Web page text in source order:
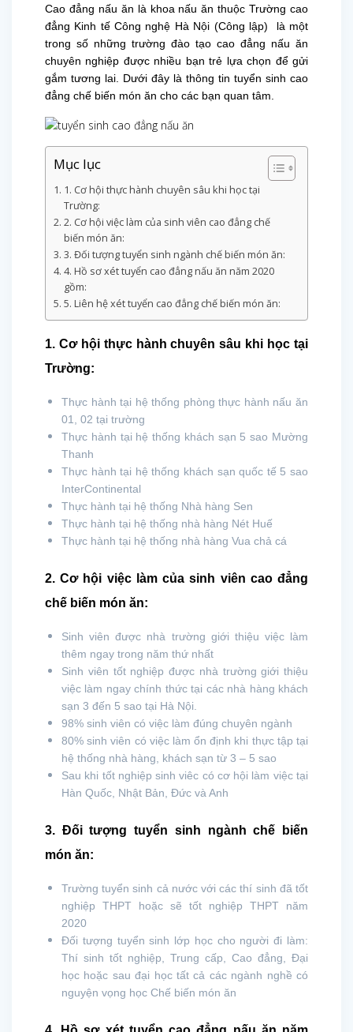
Cao đẳng nấu ăn là khoa nấu ăn thuộc Trường cao
đẳng Kinh tế Công nghệ Hà Nội (Công lập) là một
trong số những trường đào tạo cao đẳng nấu ăn
chuyên nghiệp được nhiều bạn trẻ lựa chọn để gửi
gắm tương lai. Dưới đây là thông tin tuyển sinh cao
đẳng chế biến món ăn cho các bạn quan tâm.
Mục lục
1. Cơ hội thực hành chuyên sâu khi học tại
Trường:
2. Cơ hội việc làm của sinh viên cao đẳng chế
biến món ăn:
3. Đối tượng tuyển sinh ngành chế biến món ăn:
4. Hồ sơ xét tuyển cao đẳng nấu ăn năm 2020
gồm:
5. Liên hệ xét tuyển cao đẳng chế biến món ăn:
1. Cơ hội thực hành chuyên sâu khi học tại
Trường:
Thực hành tại hệ thống phòng thực hành nấu ăn
01, 02 tại trường
Thực hành tại hệ thống khách sạn 5 sao Mường
Thanh
Thực hành tại hệ thống khách sạn quốc tế 5 sao
InterContinental
Thực hành tại hệ thống Nhà hàng Sen
Thực hành tại hệ thống nhà hàng Nét Huế
Thực hành tại hệ thống nhà hàng Vua chả cá
2. Cơ hội việc làm của sinh viên cao đẳng
chế biến món ăn:
Sinh viên được nhà trường giới thiệu việc làm
thêm ngay trong năm thứ nhất
Sinh viên tốt nghiệp được nhà trường giới thiệu
việc làm ngay chính thức tại các nhà hàng khách
sạn 3 đến 5 sao tại Hà Nội.
98% sinh viên có việc làm đúng chuyên ngành
80% sinh viên có việc làm ổn định khi thực tập tại
hệ thống nhà hàng, khách sạn từ 3 – 5 sao
Sau khi tốt nghiệp sinh viêc có cơ hội làm việc tại
Hàn Quốc, Nhật Bản, Đức và Anh
3. Đối tượng tuyển sinh ngành chế biến
món ăn:
Trường tuyển sinh cả nước với các thí sinh đã tốt
nghiệp THPT hoặc sẽ tốt nghiệp THPT năm
2020
Đối tượng tuyển sinh lớp học cho người đi làm:
Thí sinh tốt nghiệp, Trung cấp, Cao đẳng, Đại
học hoặc sau đại học tất cả các ngành nghề có
nguyện vọng học Chế biến món ăn